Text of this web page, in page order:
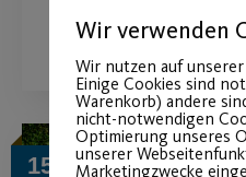
WEITERLESEN
15
Wir verwenden
Wir nutzen auf
Einige Cookies sind
Warenkorb) andere
nicht-notwendigen
Optimierung unseres
unserer
Marketingzwecke